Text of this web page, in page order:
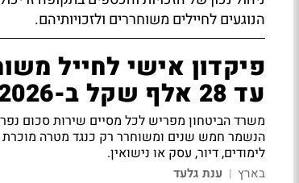
הנוגעים לחיילים משוחררים ולזכויותיהם.
פיקדון אישי לחייל
עד 28 אלף שקל ב-2026
משרד הביטחון מפריש לכל מסיים שירות סכום
הנשמר חמש שנים ומשוחרר רק כנגד מטרה מוכרת
לימודים, דיור, עסק או נישואין.
בארץ | ענת גלעד